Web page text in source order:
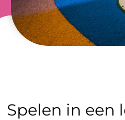
Spelen in een